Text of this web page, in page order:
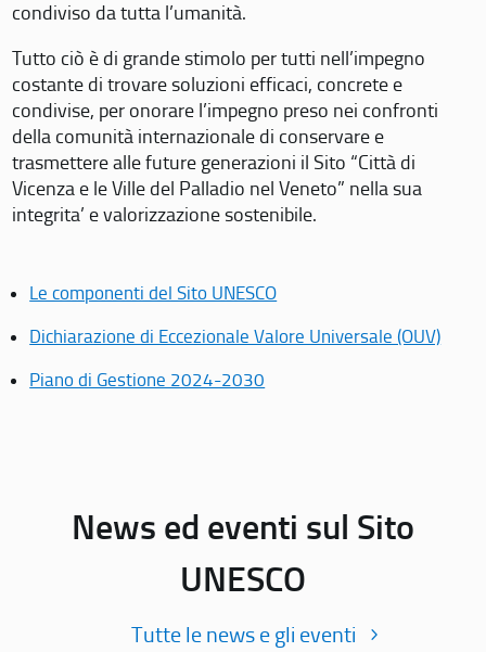
condiviso da tutta l’umanità.
Tutto ciò è di grande stimolo per tutti nell’impegno
costante di trovare soluzioni efficaci, concrete e
condivise, per onorare l’impegno preso nei confronti
della comunità internazionale di conservare e
trasmettere alle future generazioni il Sito “Città di
Vicenza e le Ville del Palladio nel Veneto” nella sua
integrita’ e valorizzazione sostenibile.
Le componenti del Sito UNESCO
Dichiarazione di Eccezionale Valore Universale (OUV)
Piano di Gestione 2024-2030
News ed eventi sul Sito
UNESCO
Tutte le news e gli eventi